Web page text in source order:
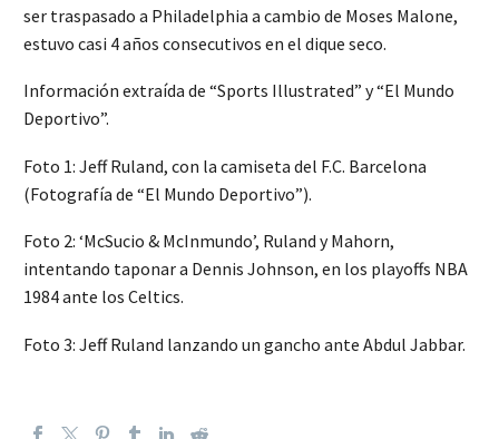
ser traspasado a Philadelphia a cambio de Moses Malone,
estuvo casi 4 años consecutivos en el dique seco.
Información extraída de “Sports Illustrated” y “El Mundo
Deportivo”.
Foto 1: Jeff Ruland, con la camiseta del F.C. Barcelona
(Fotografía de “El Mundo Deportivo”).
Foto 2: ‘McSucio & McInmundo’, Ruland y Mahorn,
intentando taponar a Dennis Johnson, en los playoffs NBA
1984 ante los Celtics.
Foto 3: Jeff Ruland lanzando un gancho ante Abdul Jabbar.